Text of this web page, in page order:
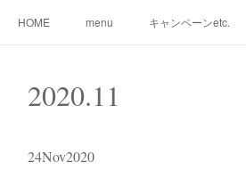
HOME menu キャンペーンetc.
サロン紹介 サービス
2020.11
24Nov2020